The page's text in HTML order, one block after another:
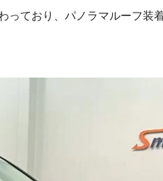
ており、パノラマルーフ装